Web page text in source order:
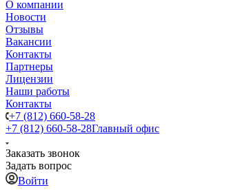
О компании
Новости
Отзывы
Вакансии
Контакты
Партнеры
Лицензии
Наши работы
Контакты
+7 (812) 660-58-28
+7 (812) 660-58-28Главный офис
Заказать звонок
Задать вопрос
Войти